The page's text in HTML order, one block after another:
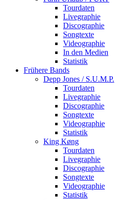
Tourdaten
Livegraphie
Discographie
Songtexte
Videographie
In den Medien
Statistik
Frühere Bands
Depp Jones / S.U.M.P.
Tourdaten
Livegraphie
Discographie
Songtexte
Videographie
Statistik
King Køng
Tourdaten
Livegraphie
Discographie
Songtexte
Videographie
Statistik